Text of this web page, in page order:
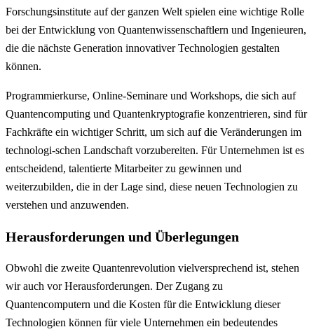
Forschungsinstitute auf der ganzen Welt spielen eine wichtige Rolle
bei der Entwicklung von Quantenwissenschaftlern und Ingenieuren,
die die nächste Generation innovativer Technologien gestalten
können.
Programmierkurse, Online-Seminare und Workshops, die sich auf
Quantencomputing und Quantenkryptografie konzentrieren, sind für
Fachkräfte ein wichtiger Schritt, um sich auf die Veränderungen im
technologi-schen Landschaft vorzubereiten. Für Unternehmen ist es
entscheidend, talentierte Mitarbeiter zu gewinnen und
weiterzubilden, die in der Lage sind, diese neuen Technologien zu
verstehen und anzuwenden.
Herausforderungen und Überlegungen
Obwohl die zweite Quantenrevolution vielversprechend ist, stehen
wir auch vor Herausforderungen. Der Zugang zu
Quantencomputern und die Kosten für die Entwicklung dieser
Technologien können für viele Unternehmen ein bedeutendes